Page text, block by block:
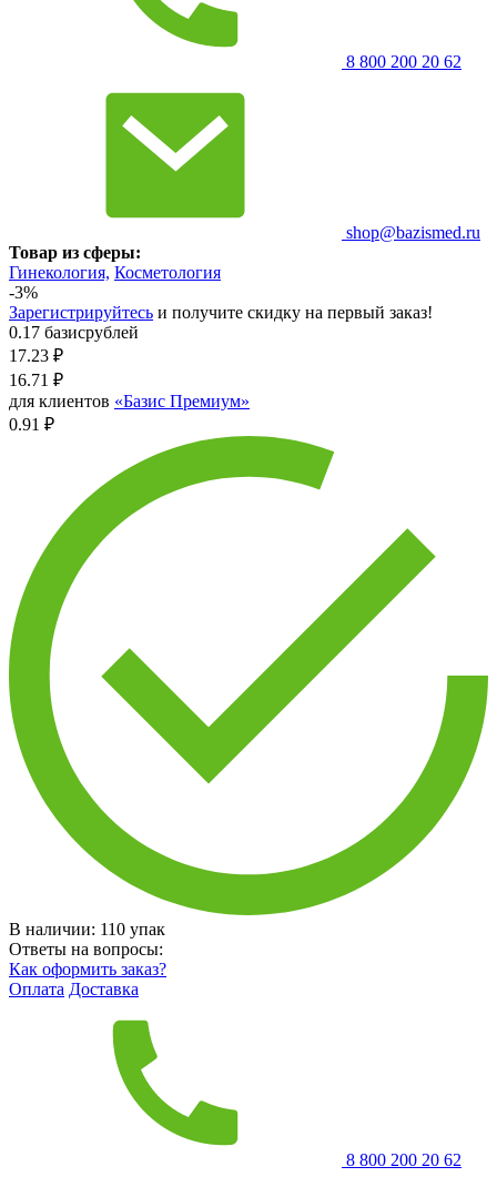
8 800 200 20 62
shop@bazismed.ru
Товар из сферы:
Гинекология, Косметология
-3%
Зарегистрируйтесь и получите скидку на первый заказ!
0.17 базисрублей
17.23 ₽
16.71 ₽
для клиентов «Базис Премиум»
0.91 ₽
В наличии: 110 упак
Ответы на вопросы:
Как оформить заказ?
Оплата Доставка
8 800 200 20 62